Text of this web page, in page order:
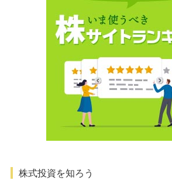
株式投資を知ろう